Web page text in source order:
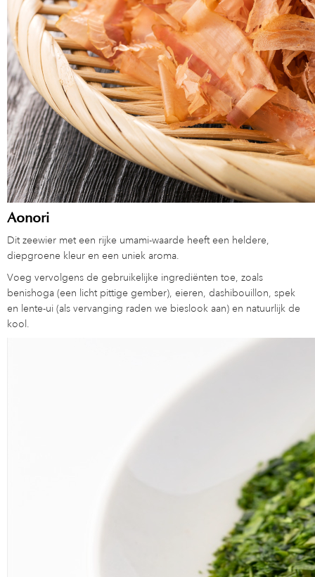
Aonori
Dit zeewier met een rijke umami-waarde heeft een heldere,
diepgroene kleur en een uniek aroma.
Voeg vervolgens de gebruikelijke ingrediënten toe, zoals
benishoga (een licht pittige gember), eieren, dashibouillon, spek
en lente-ui (als vervanging raden we bieslook aan) en natuurlijk de
kool.